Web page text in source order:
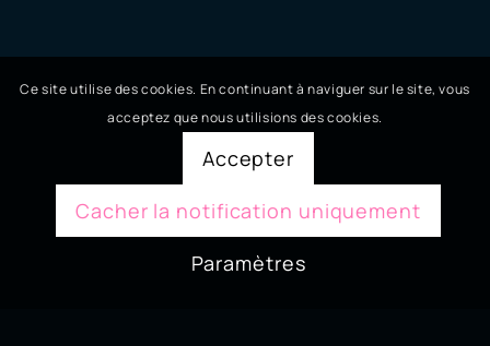
Ce site utilise des cookies. En continuant à naviguer sur le site, vous
acceptez que nous utilisions des cookies.
Accepter
Cacher la notification uniquement
Paramètres